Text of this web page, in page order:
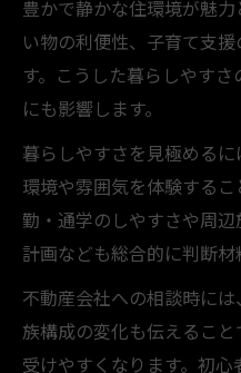
豊かで静かな住環境が魅
い物の利便性、子育て支
す。こうした暮らしやす
にも影響します。
暮らしやすさを見極める
環境や雰囲気を体験する
勤・通学のしやすさや周
計画なども総合的に判断材
不動産会社への相談時に
族構成の変化も伝えるこ
受けやすくなります。初